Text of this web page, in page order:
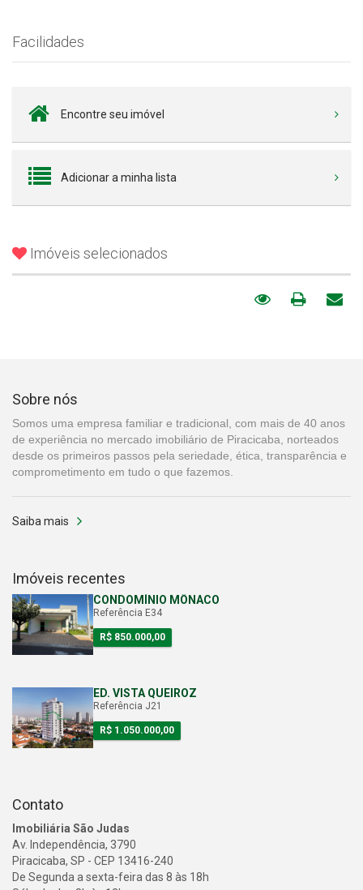
Facilidades
Encontre seu imóvel
Adicionar a minha lista
Imóveis selecionados
Sobre nós
Somos uma empresa familiar e tradicional, com mais de 40 anos
de experiência no mercado imobiliário de Piracicaba, norteados
desde os primeiros passos pela seriedade, ética, transparência e
comprometimento em tudo o que fazemos.
Saiba mais
Imóveis recentes
CONDOMÍNIO MÔNACO
Referência E34
R$ 850.000,00
ED. VISTA QUEIROZ
Referência J21
R$ 1.050.000,00
Contato
Imobiliária São Judas
Av. Independência, 3790
Piracicaba, SP - CEP 13416-240
De Segunda a sexta-feira das 8 às 18h